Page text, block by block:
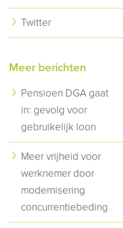
Twitter
Meer berichten
Pensioen DGA gaat
in: gevolg voor
gebruikelijk loon
Meer vrijheid voor
werknemer door
modernisering
concurrentiebeding